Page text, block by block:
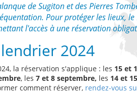
de Sugiton et des Pierres
Pour protéger les lieux,
l'accès à une réservation
2024
la réservation s'applique : les 15 et
, les 7 et 8 septembre, les 14 et
comment réserver, rendez-vous